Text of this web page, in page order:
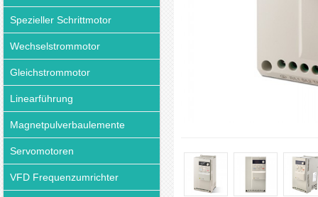
Spezieller Schrittmotor
Wechselstrommotor
Gleichstrommotor
Linearführung
Magnetpulverbaulemente
Servomotoren
VFD Frequenzumrichter